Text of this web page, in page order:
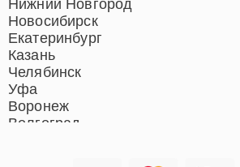
Нижний Новгород
Новосибирск
Екатеринбург
Казань
Челябинск
Уфа
Воронеж
Волгоград